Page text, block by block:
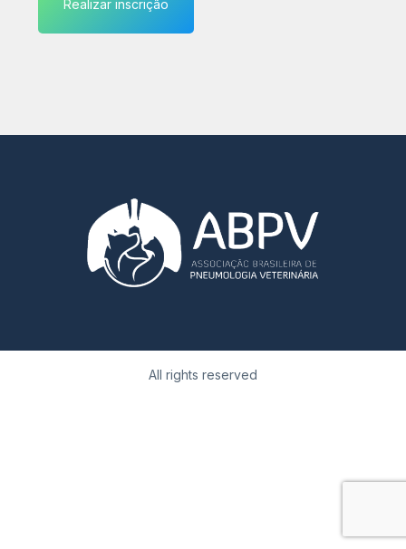
Realizar inscrição
All rights reserved